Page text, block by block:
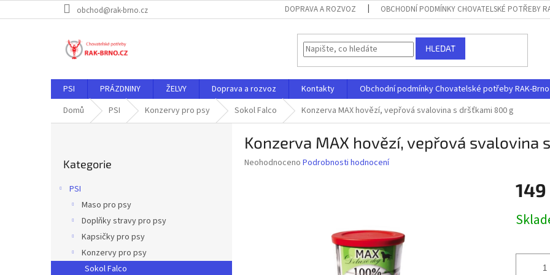
na
obchod@rak-brno.cz DOPRAVA A ROZVOZ OBCHODNÍ PODMÍNKY CHOVATELSKÉ POTŘEBY
HLEDAT
PSI PRÁZDNINY ŽELVY Doprava a rozvoz Kontakty
Obchodní podmínky Chovatelské potřeby RAK-Brno
Domů
PSI Konzervy pro psy Sokol Falco Konzerva MAX hovězí, vepřová svalovina s dršťkami 800 g
a
kategorie
Kategorie
PSI
Maso pro psy
Doplňky stravy pro psy
Kapsičky pro psy
Konzervy pro psy
Sokol Falco
Konzerva MAX hovězí, vepřová svalovina
Průměrné
Neohodnoceno Podrobnosti hodnocení
149
cena: